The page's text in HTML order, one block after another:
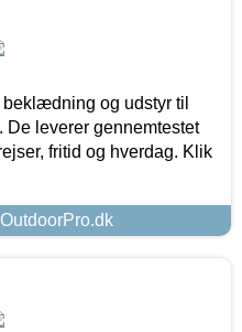
og udstyr til
De leverer gennemtestet
fritid og hverdag. Klik